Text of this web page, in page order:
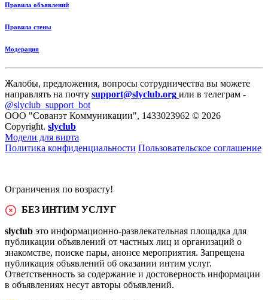
Правила объявлений
Правила стены
Модерация
Жалобы, предложения, вопросы сотрудничества вы можете
направлять на почту support@slyclub.org или в телеграм -
@slyclub_support_bot
ООО "Сованэт Коммуникации", 1433023962 © 2026
Copyright. slyclub
Модели для вирта
Политика конфиденциальности Пользовательское соглашение
Ограничения по возрасту!
БЕЗ ИНТИМ УСЛУГ
slyclub это информационно-развлекательная площадка для
публикации объявлений от частных лиц и организаций о
знакомстве, поиске пары, анонсе мероприятия. Запрещена
публикация объявлений об оказании интим услуг.
Ответственность за содержание и достоверность информации
в объявлениях несут авторы объявлений.